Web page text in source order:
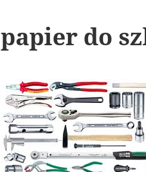
papier do